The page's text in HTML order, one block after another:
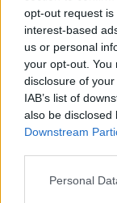
opt-out request
interest-based
us or personal
your opt-out. You
disclosure of
IAB’s list of
also be disclosed
Downstream
Please note that
Personal